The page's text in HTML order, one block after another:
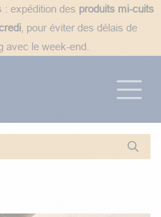
expédition des produits mi-cuits
, pour éviter des délais de
avec le week-end.